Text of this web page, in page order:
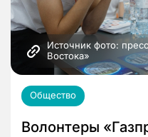
Источник фото:
Востока»
Общество
Волонтеры